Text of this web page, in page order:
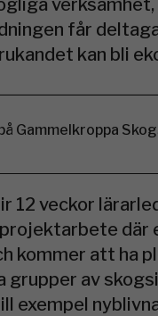
får
kan bli
Gammelkroppa
12 veckor
där
kommer att ha
grupper av
exempel